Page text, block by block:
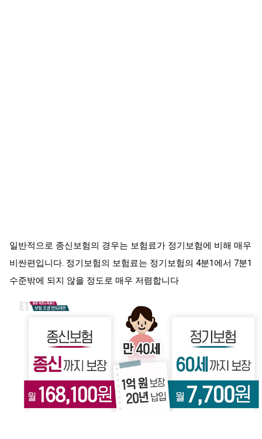
일반적으로 종신보험의 경우는 보험료가 정기보험에 비해 매우
비싼편입니다. 정기보험의 보험료는 정기보험의 4분1에서 7분1
수준밖에 되지 않을 정도로 매우 저렴합니다